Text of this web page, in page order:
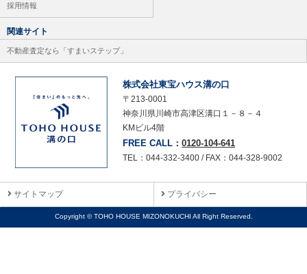
採用情報
関連サイト
不動産査定なら「すまいステップ」
株式会社東宝ハウス溝の口
〒213-0001
神奈川県川崎市高津区溝口１－８－４
KMビル4階
FREE CALL：0120-104-641
TEL：044-332-3400 / FAX：044-328-9002
サイトマップ プライバシー
Copyright © TOHO HOUSE MIZONOKUCHI All Right Reserved.